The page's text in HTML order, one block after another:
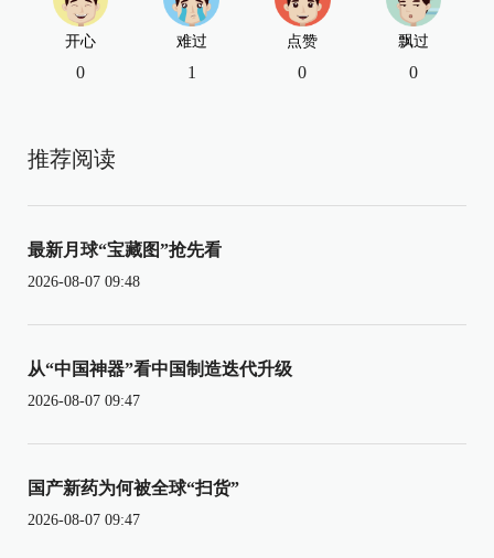
开心
0
难过
1
点赞
0
飘过
0
推荐阅读
最新月球“宝藏图”抢先看
2026-08-07 09:48
从“中国神器”看中国制造迭代升级
2026-08-07 09:47
国产新药为何被全球“扫货”
2026-08-07 09:47